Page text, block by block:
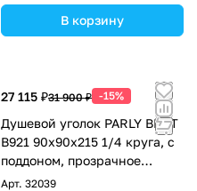
В корзину
27 115 ₽31 900 ₽ -15%
Душевой уголок PARLY BETT
B921 90х90х215 1/4 круга, с
поддоном, прозрачное
стекло, черный
Арт. 32039